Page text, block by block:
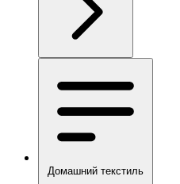
Домашний текстиль